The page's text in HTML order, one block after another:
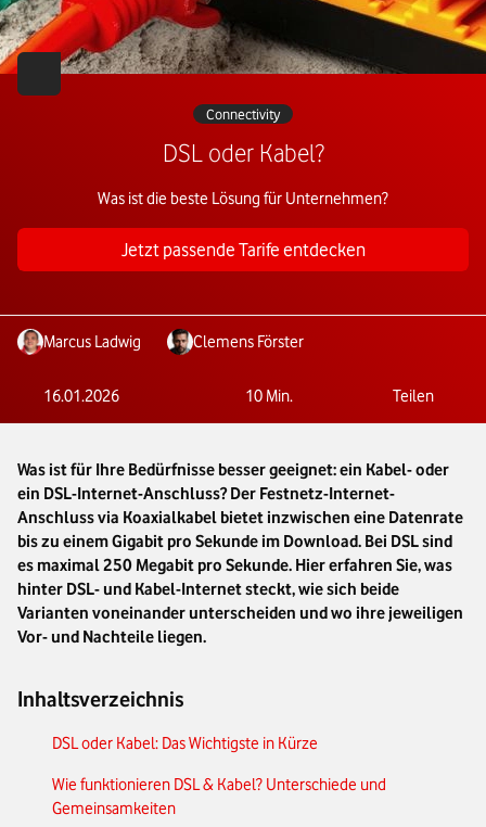
Connectivity
DSL oder Kabel?
Was ist die beste Lösung für Unternehmen?
Jetzt passende Tarife entdecken
Marcus Ladwig Clemens Förster
16.01.2026 10 Min. Teilen
Was ist für Ihre Bedürfnisse besser geeignet: ein Kabel- oder
ein DSL-Internet-Anschluss? Der Festnetz-Internet-
Anschluss via Koaxialkabel bietet inzwischen eine Datenrate
bis zu einem Gigabit pro Sekunde im Download. Bei DSL sind
es maximal 250 Megabit pro Sekunde. Hier erfahren Sie, was
hinter DSL- und Kabel-Internet steckt, wie sich beide
Varianten voneinander unterscheiden und wo ihre jeweiligen
Vor- und Nachteile liegen.
Inhaltsverzeichnis
DSL oder Kabel: Das Wichtigste in Kürze
Wie funktionieren DSL & Kabel? Unterschiede und
Gemeinsamkeiten